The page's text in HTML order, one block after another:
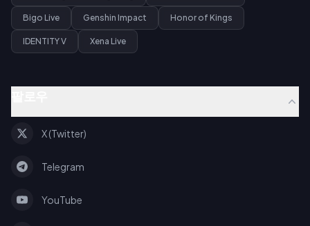
Bigo Live Genshin Impact Honor of Kings
IDENTITY V Xena Live
X (Twitter)
Telegram
YouTube